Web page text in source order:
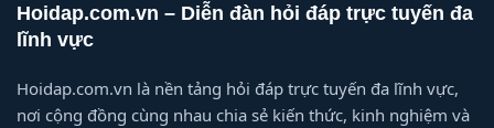
Hoidap.com.vn – Diễn đàn hỏi đáp trực tuyến đa
lĩnh vực
Hoidap.com.vn là nền tảng hỏi đáp trực tuyến đa lĩnh vực,
nơi cộng đồng cùng nhau chia sẻ kiến thức, kinh nghiệm và